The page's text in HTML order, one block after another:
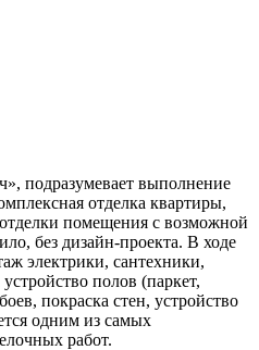
подразумевает выполнение
отделка квартиры,
помещения с возможной
без дизайн-проекта. В ходе
электрики, сантехники,
полов (паркет,
покраска стен, устройство
одним из самых
работ.